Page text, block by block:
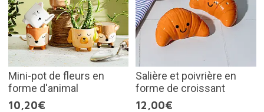
Mini-pot de fleurs en
forme d'animal
10,20€
Salière et poivrière en
forme de croissant
12,00€